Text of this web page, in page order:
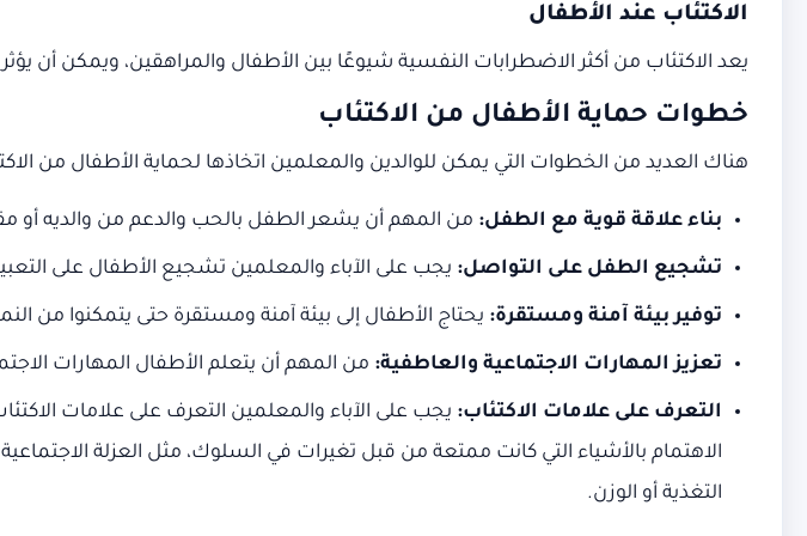
الاكتئاب عند الأطفال
يعد الاكتئاب من أكثر الاضطرابات النفسية شيوعًا بين الأطفال والمراهقين، ويمكن أن
خطوات حماية الأطفال من الاكتئاب
هناك العديد من الخطوات التي يمكن للوالدين والمعلمين اتخاذها لحماية الأطفال من
بناء علاقة قوية مع الطفل: من المهم أن يشعر الطفل بالحب والدعم من والديه أو
تشجيع الطفل على التواصل: يجب على الآباء والمعلمين تشجيع الأطفال على
توفير بيئة آمنة ومستقرة: يحتاج الأطفال إلى بيئة آمنة ومستقرة حتى يتمكنوا من
تعزيز المهارات الاجتماعية والعاطفية: من المهم أن يتعلم الأطفال المهارات
التعرف على علامات الاكتئاب: يجب على الآباء والمعلمين التعرف على علامات
الاهتمام بالأشياء التي كانت ممتعة من قبل تغيرات في السلوك، مثل العزلة
التغذية أو الوزن.